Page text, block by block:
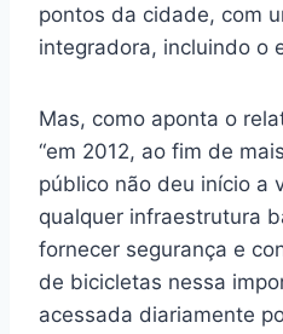
pontos da cidade, com
integradora, incluindo o
Mas, como aponta o
“em 2012, ao fim de
público não deu início a
qualquer infraestrutura
fornecer segurança e
de bicicletas nessa
acessada diariamente